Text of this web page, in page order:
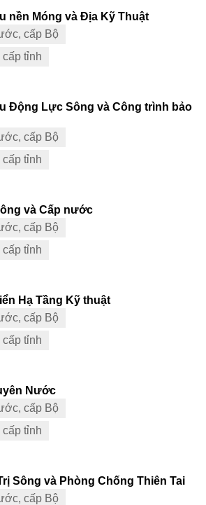
nền Móng và Địa Kỹ Thuật
cấp Bộ
tỉnh
Động Lực Sông và Công trình bảo
cấp Bộ
tỉnh
và Cấp nước
cấp Bộ
tỉnh
Hạ Tầng Kỹ thuật
cấp Bộ
tỉnh
Nước
cấp Bộ
tỉnh
Sông và Phòng Chống Thiên Tai
cấp Bộ